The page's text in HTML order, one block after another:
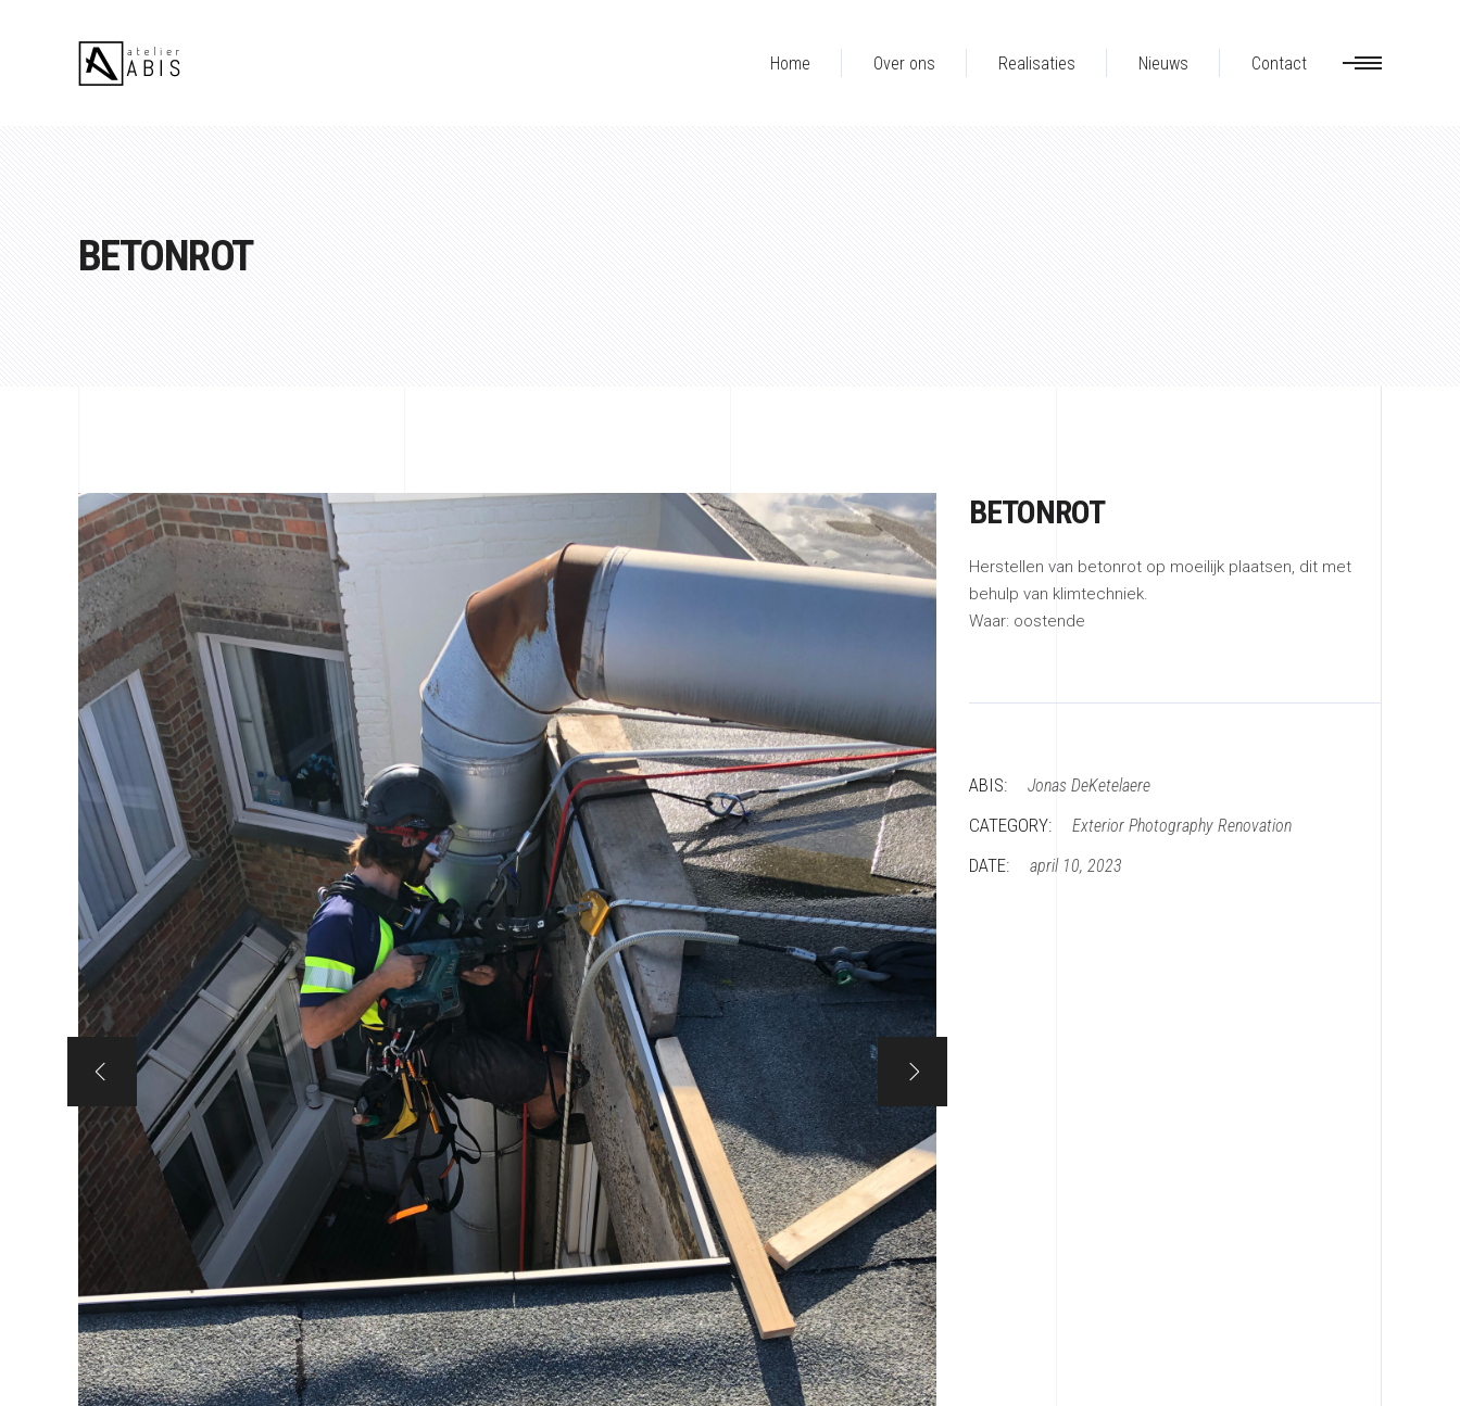
Home Over ons Realisaties Nieuws Contact
BETONROT
BETONROT
Herstellen van betonrot op moeilijk plaatsen, dit met
behulp van klimtechniek.
Waar: oostende
ABIS: Jonas DeKetelaere
CATEGORY: Exterior Photography Renovation
DATE: april 10, 2023